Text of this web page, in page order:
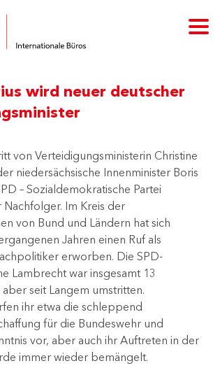
wird neuer deutscher
von Verteidigungsministerin Christine
niedersächsische Innenminister Boris
– Sozialdemokratische Partei
Nachfolger. Im Kreis der
von Bund und Ländern hat sich
Jahren einen Ruf als
erworben. Die SPD-
Lambrecht war insgesamt 13
seit Langem umstritten.
ihr etwa die schleppend
für die Bundeswehr und
vor, aber auch ihr Auftreten in der
immer wieder bemängelt.​